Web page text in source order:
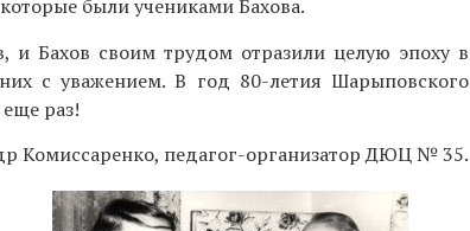
были учениками Бахова.
Бахов своим трудом отразили целую эпоху в
с уважением. В год 80-летия Шарыповского
раз!
Комиссаренко, педагог-организатор ДЮЦ № 35.